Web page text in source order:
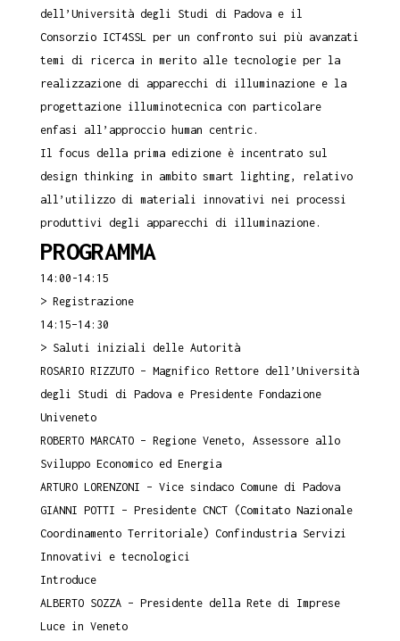
dell’Università degli Studi di Padova e il
Consorzio ICT4SSL per un confronto sui più avanzati
temi di ricerca in merito alle tecnologie per la
realizzazione di apparecchi di illuminazione e la
progettazione illuminotecnica con particolare
enfasi all’approccio human centric.
Il focus della prima edizione è incentrato sul
design thinking in ambito smart lighting, relativo
all’utilizzo di materiali innovativi nei processi
produttivi degli apparecchi di illuminazione.
PROGRAMMA
14:00-14:15
> Registrazione
14:15–14:30
> Saluti iniziali delle Autorità
ROSARIO RIZZUTO – Magnifico Rettore dell’Università
degli Studi di Padova e Presidente Fondazione
Univeneto
ROBERTO MARCATO – Regione Veneto, Assessore allo
Sviluppo Economico ed Energia
ARTURO LORENZONI – Vice sindaco Comune di Padova
GIANNI POTTI – Presidente CNCT (Comitato Nazionale
Coordinamento Territoriale) Confindustria Servizi
Innovativi e tecnologici
Introduce
ALBERTO SOZZA – Presidente della Rete di Imprese
Luce in Veneto